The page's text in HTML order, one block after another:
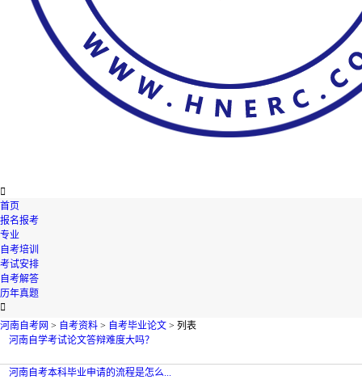

首页
报名报考
专业
自考培训
考试安排
自考解答
历年真题

河南自考网 > 自考资料 > 自考毕业论文 > 列表
河南自学考试论文答辩难度大吗？
河南自考本科毕业申请的流程是怎么...